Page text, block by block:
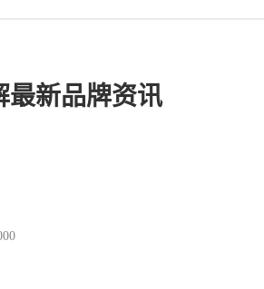
最新品牌资讯